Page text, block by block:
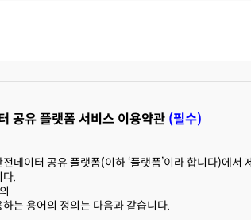
공유 플랫폼 서비스 이용약관 (필수)
데이터 공유 플랫폼(이하 ‘플랫폼’이라 합니다)에
.
는 용어의 정의는 다음과 같습니다.